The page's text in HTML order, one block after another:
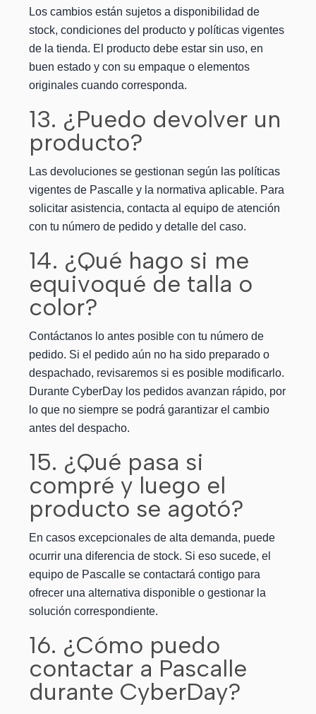
Los cambios están sujetos a disponibilidad de
stock, condiciones del producto y políticas vigentes
de la tienda. El producto debe estar sin uso, en
buen estado y con su empaque o elementos
originales cuando corresponda.
13. ¿Puedo devolver un
producto?
Las devoluciones se gestionan según las políticas
vigentes de Pascalle y la normativa aplicable. Para
solicitar asistencia, contacta al equipo de atención
con tu número de pedido y detalle del caso.
14. ¿Qué hago si me
equivoqué de talla o
color?
Contáctanos lo antes posible con tu número de
pedido. Si el pedido aún no ha sido preparado o
despachado, revisaremos si es posible modificarlo.
Durante CyberDay los pedidos avanzan rápido, por
lo que no siempre se podrá garantizar el cambio
antes del despacho.
15. ¿Qué pasa si
compré y luego el
producto se agotó?
En casos excepcionales de alta demanda, puede
ocurrir una diferencia de stock. Si eso sucede, el
equipo de Pascalle se contactará contigo para
ofrecer una alternativa disponible o gestionar la
solución correspondiente.
16. ¿Cómo puedo
contactar a Pascalle
durante CyberDay?